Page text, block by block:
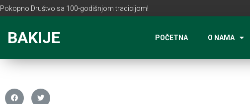
Pokopno Društvo sa 100-godišnjom tradicijom!
BAKIJE POČETNA O NAMA